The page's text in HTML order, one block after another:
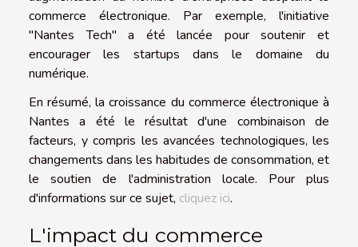
commerce électronique. Par exemple, l'initiative
"Nantes Tech" a été lancée pour soutenir et
encourager les startups dans le domaine du
numérique.
En résumé, la croissance du commerce électronique à
Nantes a été le résultat d'une combinaison de
facteurs, y compris les avancées technologiques, les
changements dans les habitudes de consommation, et
le soutien de l'administration locale. Pour plus
d'informations sur ce sujet, cliquez ici.
L'impact du commerce